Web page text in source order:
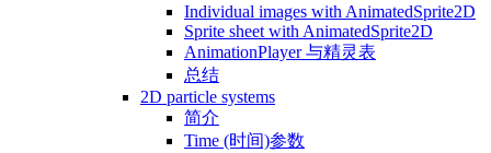
Individual images with AnimatedSprite2D
Sprite sheet with AnimatedSprite2D
AnimationPlayer 与精灵表
总结
2D particle systems
简介
Time (时间)参数